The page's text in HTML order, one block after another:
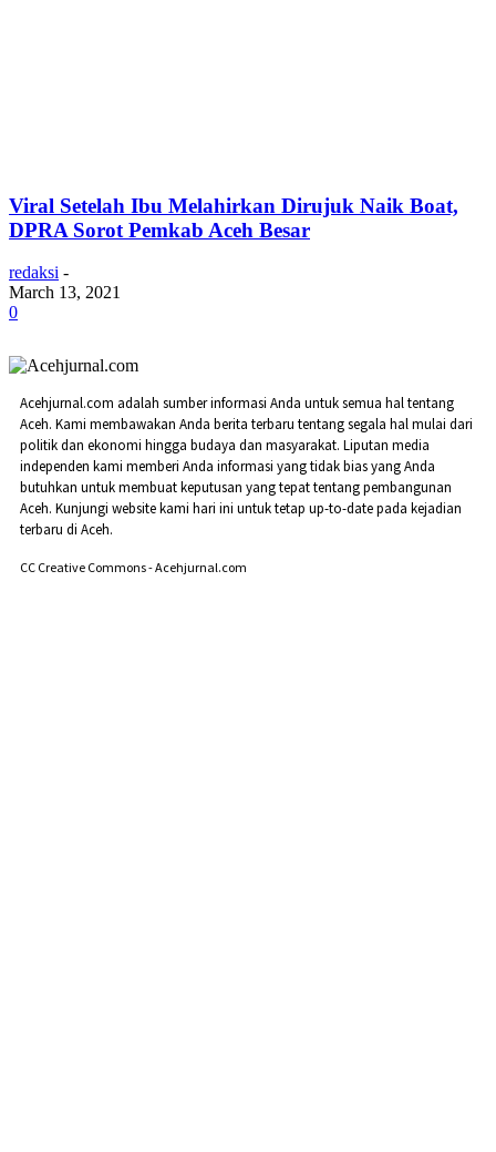
Viral Setelah Ibu Melahirkan Dirujuk Naik Boat,
DPRA Sorot Pemkab Aceh Besar
redaksi -
March 13, 2021
0
Acehjurnal.com adalah sumber informasi Anda untuk semua hal tentang
Aceh. Kami membawakan Anda berita terbaru tentang segala hal mulai dari
politik dan ekonomi hingga budaya dan masyarakat. Liputan media
independen kami memberi Anda informasi yang tidak bias yang Anda
butuhkan untuk membuat keputusan yang tepat tentang pembangunan
Aceh. Kunjungi website kami hari ini untuk tetap up-to-date pada kejadian
terbaru di Aceh.
CC Creative Commons - Acehjurnal.com